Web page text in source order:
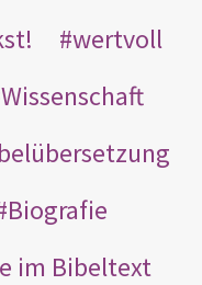
wertvoll
Wissenschaft
Biografie
im Bibeltext